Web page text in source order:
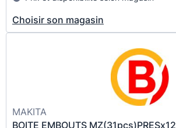
Choisir son magasin
MAKITA
BOITE EMBOUTS MZ(31pcs)PRESx12